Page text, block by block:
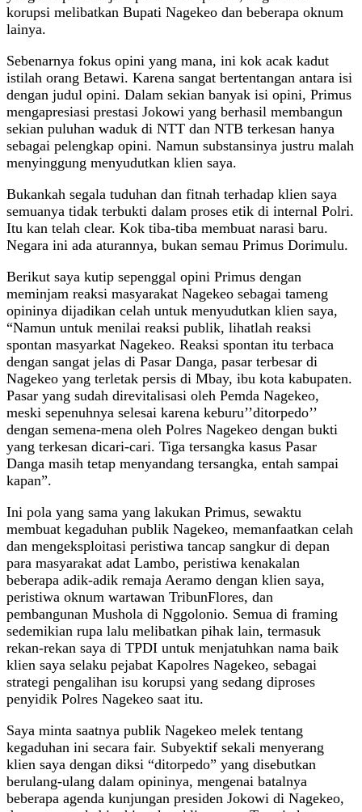
korupsi melibatkan Bupati Nagekeo dan beberapa oknum
lainya.
Sebenarnya fokus opini yang mana, ini kok acak kadut
istilah orang Betawi. Karena sangat bertentangan antara isi
dengan judul opini. Dalam sekian banyak isi opini, Primus
mengapresiasi prestasi Jokowi yang berhasil membangun
sekian puluhan waduk di NTT dan NTB terkesan hanya
sebagai pelengkap opini. Namun substansinya justru malah
menyinggung menyudutkan klien saya.
Bukankah segala tuduhan dan fitnah terhadap klien saya
semuanya tidak terbukti dalam proses etik di internal Polri.
Itu kan telah clear. Kok tiba-tiba membuat narasi baru.
Negara ini ada aturannya, bukan semau Primus Dorimulu.
Berikut saya kutip sepenggal opini Primus dengan
meminjam reaksi masyarakat Nagekeo sebagai tameng
opininya dijadikan celah untuk menyudutkan klien saya,
“Namun untuk menilai reaksi publik, lihatlah reaksi
spontan masyarkat Nagekeo. Reaksi spontan itu terbaca
dengan sangat jelas di Pasar Danga, pasar terbesar di
Nagekeo yang terletak persis di Mbay, ibu kota kabupaten.
Pasar yang sudah direvitalisasi oleh Pemda Nagekeo,
meski sepenuhnya selesai karena keburu’’ditorpedo’’
dengan semena-mena oleh Polres Nagekeo dengan bukti
yang terkesan dicari-cari. Tiga tersangka kasus Pasar
Danga masih tetap menyandang tersangka, entah sampai
kapan”.
Ini pola yang sama yang lakukan Primus, sewaktu
membuat kegaduhan publik Nagekeo, memanfaatkan celah
dan mengeksploitasi peristiwa tancap sangkur di depan
para masyarakat adat Lambo, peristiwa kenakalan
beberapa adik-adik remaja Aeramo dengan klien saya,
peristiwa oknum wartawan TribunFlores, dan
pembangunan Mushola di Nggolonio. Semua di framing
sedemikian rupa lalu melibatkan pihak lain, termasuk
rekan-rekan saya di TPDI untuk menjatuhkan nama baik
klien saya selaku pejabat Kapolres Nagekeo, sebagai
strategi pengalihan isu korupsi yang sedang diproses
penyidik Polres Nagekeo saat itu.
Saya minta saatnya publik Nagekeo melek tentang
kegaduhan ini secara fair. Subyektif sekali menyerang
klien saya dengan diksi “ditorpedo” yang disebutkan
berulang-ulang dalam opininya, mengenai batalnya
beberapa agenda kunjungan presiden Jokowi di Nagekeo,